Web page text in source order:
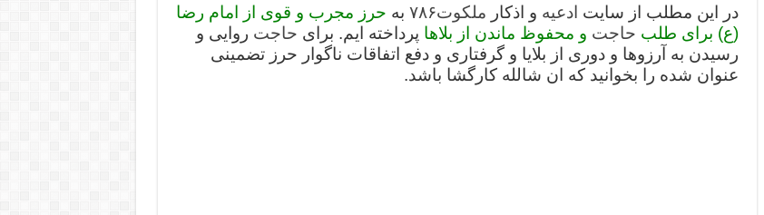
و برکات سوره تکاثر
انرژی بدن و قدرت بازو
– دعای ایمنی از سوختن
در این مطلب از سایت ادعیه و اذکار ملکوت۷۸۶ به حرز مجرب و قوی از امام رضا
(ع) برای طلب حاجت و محفوظ ماندن از بلاها پرداخته ایم. برای حاجت روایی و
رسیدن به آرزوها و دوری از بلایا و گرفتاری و دفع اتفاقات ناگوار حرز تضمینی
عنوان شده را بخوانید که ان شالله کارگشا باشد.